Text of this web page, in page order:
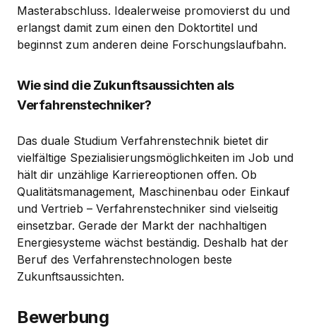
Masterabschluss. Idealerweise promovierst du und
erlangst damit zum einen den Doktortitel und
beginnst zum anderen deine Forschungslaufbahn.
Wie sind die Zukunftsaussichten als
Verfahrenstechniker?
Das duale Studium Verfahrenstechnik bietet dir
vielfältige Spezialisierungsmöglichkeiten im Job und
hält dir unzählige Karriereoptionen offen. Ob
Qualitätsmanagement, Maschinenbau oder Einkauf
und Vertrieb – Verfahrenstechniker sind vielseitig
einsetzbar. Gerade der Markt der nachhaltigen
Energiesysteme wächst beständig. Deshalb hat der
Beruf des Verfahrenstechnologen beste
Zukunftsaussichten.
Bewerbung